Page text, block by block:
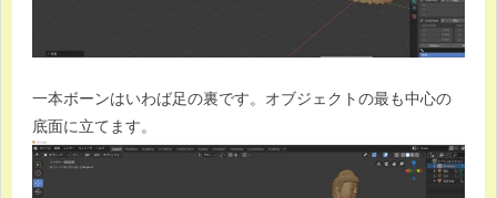
一本ボーンはいわば足の裏です。オブジェクトの最も中心の
底面に立てます。